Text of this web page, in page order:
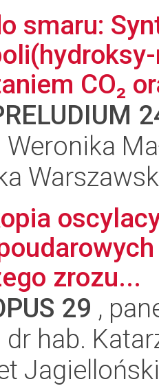
smaru:
CO₂
zrozu...
29 ,
hab.
Jagielloński